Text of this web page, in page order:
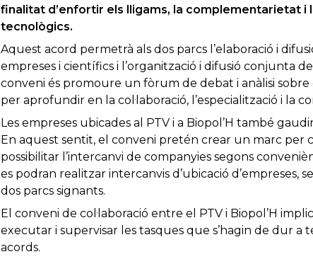
finalitat d’enfortir els lligams, la complementarietat
tecnològics.
Aquest acord permetrà als dos parcs l’elaboració i
empreses i científics i l’organització i difusió conjunta
conveni és promoure un fòrum de debat i anàlisi
per aprofundir en la col·laboració, l’especialització i la
Les empreses ubicades al PTV i a Biopol’H també
En aquest sentit, el conveni pretén crear un marc per
possibilitar l’intercanvi de companyies segons
es podran realitzar intercanvis d’ubicació d’empreses,
dos parcs signants.
El conveni de col·laboració entre el PTV i Biopol’H
executar i supervisar les tasques que s’hagin de dur a
acords.